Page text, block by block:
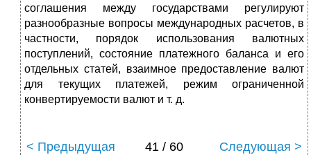
соглашения между государствами регулируют
разнообразные вопросы международных расчетов, в
частности, порядок использования валютных
поступлений, состояние платежного баланса и его
отдельных статей, взаимное предоставление валют
для текущих платежей, режим ограниченной
конвертируемости валют и т. д.
< Предыдущая 41 / 60 Следующая >